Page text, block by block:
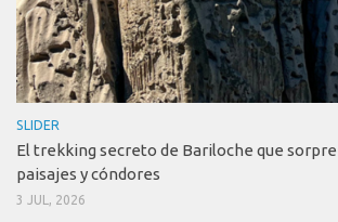
SLIDER
El trekking secreto de Bariloche que
paisajes y cóndores
3 JUL, 2026